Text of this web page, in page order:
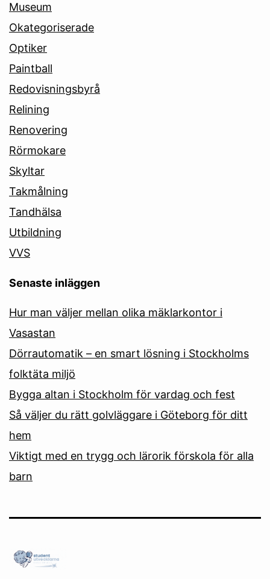
Museum
Okategoriserade
Optiker
Paintball
Redovisningsbyrå
Relining
Renovering
Rörmokare
Skyltar
Takmålning
Tandhälsa
Utbildning
VVS
Senaste inläggen
Hur man väljer mellan olika mäklarkontor i
Vasastan
Dörrautomatik – en smart lösning i Stockholms
folktäta miljö
Bygga altan i Stockholm för vardag och fest
Så väljer du rätt golvläggare i Göteborg för ditt
hem
Viktigt med en trygg och lärorik förskola för alla
barn